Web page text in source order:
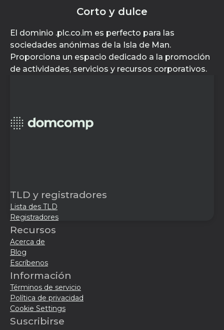
Corto y dulce
El dominio .plc.co.im es perfecto para las
sociedades anónimas de la Isla de Man.
Proporciona un espacio dedicado a la promoción
de actividades, servicios y recursos corporativos.
TLD y registradores
Lista des TLD
Registradores
Recursos
Acerca de
Blog
Escríbenos
Información
Términos de servicio
Política de privacidad
Cookie Settings
Suscribirse